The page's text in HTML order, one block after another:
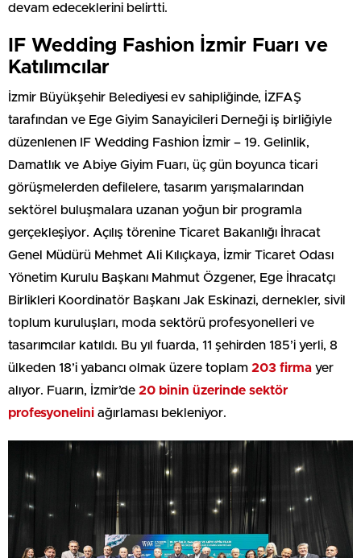
devam edeceklerini belirtti.
IF Wedding Fashion İzmir Fuarı ve
Katılımcılar
İzmir Büyükşehir Belediyesi ev sahipliğinde, İZFAŞ
tarafından ve Ege Giyim Sanayicileri Derneği iş birliğiyle
düzenlenen IF Wedding Fashion İzmir – 19. Gelinlik,
Damatlık ve Abiye Giyim Fuarı, üç gün boyunca ticari
görüşmelerden defilelere, tasarım yarışmalarından
sektörel buluşmalara uzanan yoğun bir programla
gerçekleşiyor. Açılış törenine Ticaret Bakanlığı İhracat
Genel Müdürü Mehmet Ali Kılıçkaya, İzmir Ticaret Odası
Yönetim Kurulu Başkanı Mahmut Özgener, Ege İhracatçı
Birlikleri Koordinatör Başkanı Jak Eskinazi, dernekler, sivil
toplum kuruluşları, moda sektörü profesyonelleri ve
tasarımcılar katıldı. Bu yıl fuarda, 11 şehirden 185’i yerli, 8
ülkeden 18’i yabancı olmak üzere toplam 203 firma yer
alıyor. Fuarın, İzmir’de 20 binin üzerinde sektör
profesyonelini ağırlaması bekleniyor.